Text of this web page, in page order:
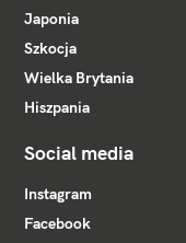
Japonia
Szkocja
Wielka Brytania
Hiszpania
Social media
Instagram
Facebook